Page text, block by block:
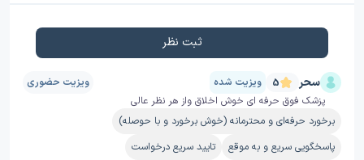
ثبت نظر
سحر 5 ویزیت شده
ویزیت حضوری
پزشک فوق حرفه ای خوش اخلاق واز هر نظر عالی
برخورد حرفه‌ای و محترمانه (خوش برخورد و با حوصله)
پاسخگویی سریع و به موقع
تایید سریع درخواست